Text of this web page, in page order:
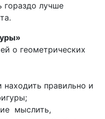
гораздо лучше
о геометрических
правильно и
мыслить,